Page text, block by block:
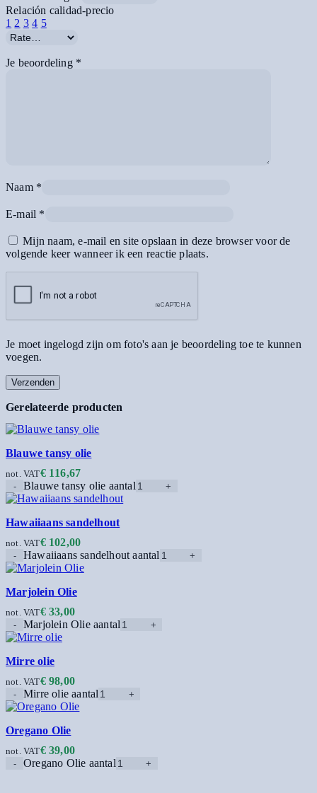
Relación calidad-precio
1 2 3 4 5
Je beoordeling *
Naam *
E-mail *
Mijn naam, e-mail en site opslaan in deze browser voor de
volgende keer wanneer ik een reactie plaats.
Je moet ingelogd zijn om foto's aan je beoordeling toe te kunnen
voegen.
Gerelateerde producten
Blauwe tansy olie
€116,67
not. VAT
Blauwe tansy olie aantal
Hawaiiaans sandelhout
€102,00
not. VAT
Hawaiiaans sandelhout aantal
Marjolein Olie
€33,00
not. VAT
Marjolein Olie aantal
Mirre olie
€98,00
not. VAT
Mirre olie aantal
Oregano Olie
€39,00
not. VAT
Oregano Olie aantal